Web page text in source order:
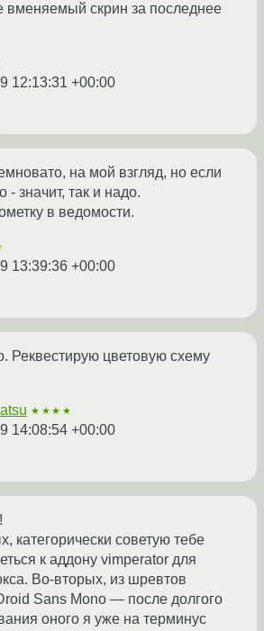
вменяемый скрин за последнее
12:13:31 +00:00
на мой взгляд, но если
- значит, так и надо.
в ведомости.
13:39:36 +00:00
Реквестирую цветовую схему
★★★★
14:08:54 +00:00
категорически советую тебе
к аддону vimperator для
Во-вторых, из шревтов
Sans Mono — после долгого
оного я уже на терминус